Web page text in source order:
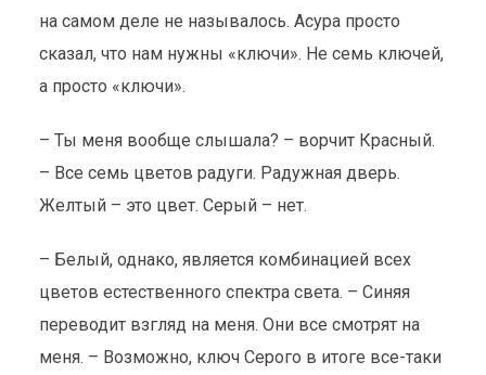
на самом деле не называлось. Асура просто
сказал, что нам нужны «ключи». Не семь ключей,
а просто «ключи».
– Ты меня вообще слышала? – ворчит Красный.
– Все семь цветов радуги. Радужная дверь.
Желтый – это цвет. Серый – нет.
– Белый, однако, является комбинацией всех
цветов естественного спектра света. – Синяя
переводит взгляд на меня. Они все смотрят на
меня. – Возможно, ключ Серого в итоге все-таки